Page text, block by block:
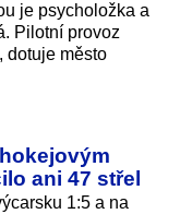
je psycholožka a
Pilotní provoz
dotuje město
ani 47 střel
1:5 a na